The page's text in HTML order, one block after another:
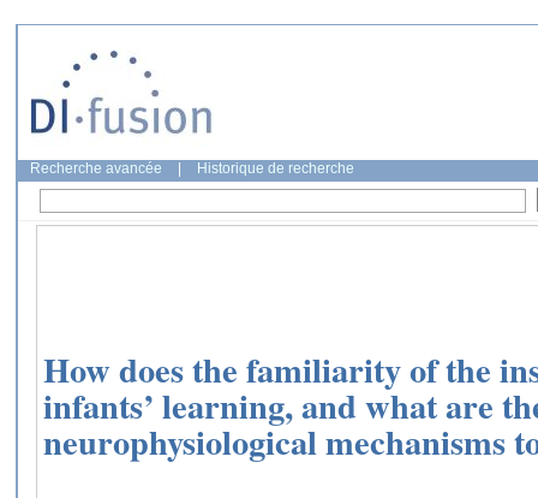
Recherche avancée Historique de recherche
How does the familiarity of the
infants’ learning, and what are
neurophysiological mechanisms